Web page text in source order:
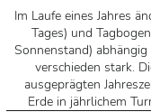
Im Laufe eines Jahres
Tages) und
Sonnenstand)
verschieden stark.
ausgeprägten
Erde in jährlichem